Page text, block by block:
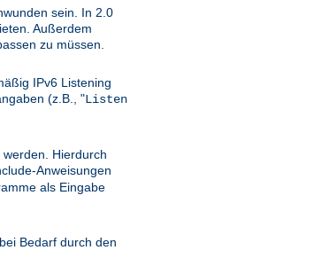
sein. In 2.0
Außerdem
zu müssen.
IPv6 Listening
(z.B., "Listen
Hierdurch
Anweisungen
als Eingabe
Bedarf durch den